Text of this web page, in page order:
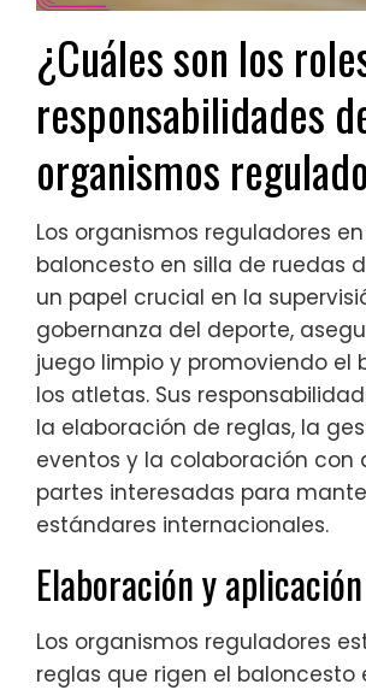
¿Cuáles son los
responsabilidades
organismos
Los organismos reguladores
baloncesto en silla de ruedas
un papel crucial en la
gobernanza del deporte,
juego limpio y promoviendo el
los atletas. Sus
la elaboración de reglas, la
eventos y la colaboración con
partes interesadas para
estándares internacionales.
Elaboración y
Los organismos reguladores
reglas que rigen el baloncesto